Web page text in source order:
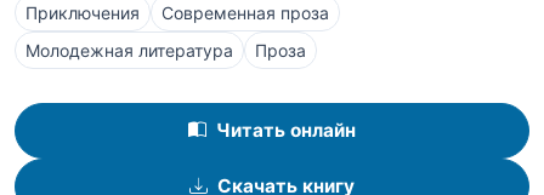
Приключения
Современная проза
Молодежная литература
Проза
Читать онлайн
Скачать книгу